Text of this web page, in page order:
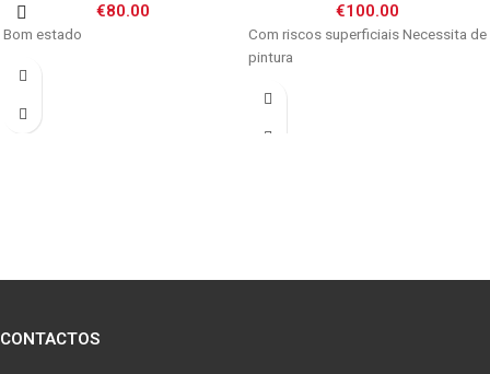
€80.00
Bom estado
€100.00
Com riscos superficiais Necessita de
pintura
CONTACTOS